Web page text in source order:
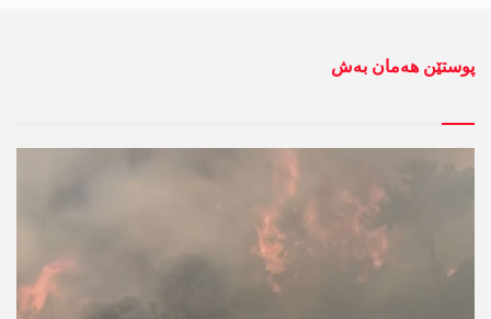
پوستێن ھەمان بەش